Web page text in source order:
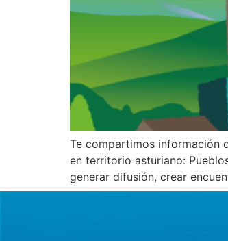
Te compartimos información
en territorio asturiano:
generar difusión, crear